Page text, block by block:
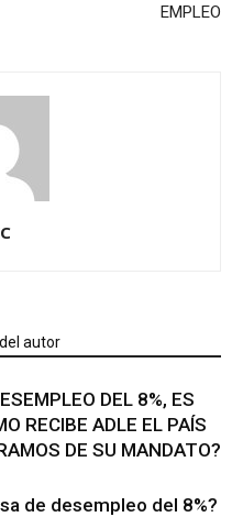
EMPLEO
autor
DEL 8%, ES
RECIBE ADLE EL PAÍS
DE SU MANDATO?
de desempleo del 8%?